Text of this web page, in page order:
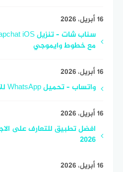
16 أبريل، 2026
مع خطوط وايموجي
16 أبريل، 2026
واتساب – تحميل WhatsApp للآيفون 2026 آخر إصدار
16 أبريل، 2026
افضل تطبيق للتعارف على
2026
16 أبريل، 2026